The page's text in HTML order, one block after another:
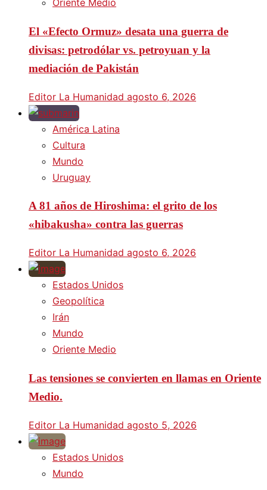
Oriente Medio
El «Efecto Ormuz» desata una guerra de
divisas: petrodólar vs. petroyuan y la
mediación de Pakistán
Editor La Humanidad agosto 6, 2026
América Latina
Cultura
Mundo
Uruguay
A 81 años de Hiroshima: el grito de los
«hibakusha» contra las guerras
Editor La Humanidad agosto 6, 2026
Estados Unidos
Geopolítica
Irán
Mundo
Oriente Medio
Las tensiones se convierten en llamas en Oriente
Medio.
Editor La Humanidad agosto 5, 2026
Estados Unidos
Mundo